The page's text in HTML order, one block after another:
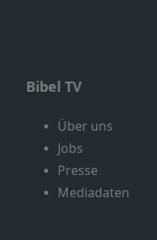
Bibel TV
Über uns
Jobs
Presse
Mediadaten